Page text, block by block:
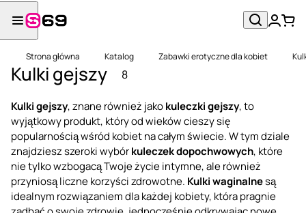
Strona główna Katalog Zabawki erotyczne dla kobiet
Kulki gejszy 8
Kulki gejszy, znane również jakokuleczki gejszy, to
wyjątkowy produkt, który od wieków cieszy się
popularnością wśród kobiet na całym świecie. W tym dziale
znajdziesz szeroki wybórkuleczek dopochwowych, które
nie tylko wzbogacą Twoje życie intymne, ale również
przyniosą liczne korzyści zdrowotne. Kulki waginalnesą
idealnym rozwiązaniem dla każdej kobiety, która pragnie